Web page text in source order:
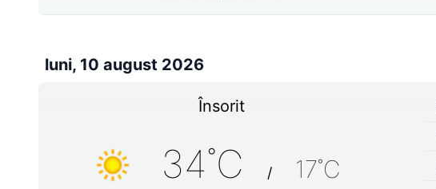
luni, 10 august 2026
Însorit
34˚C / 17˚C